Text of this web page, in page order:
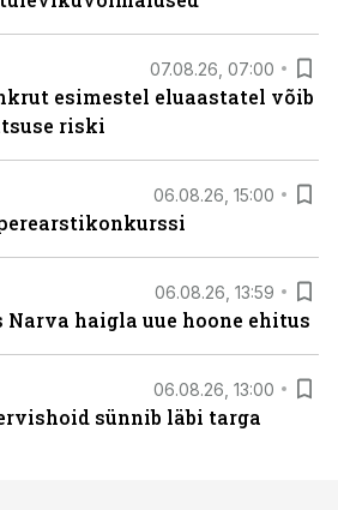
07.08.26, 07:00
esimestel eluaastatel võib
riski
06.08.26, 15:00
06.08.26, 13:59
Narva haigla uue hoone ehitus
06.08.26, 13:00
sünnib läbi targa